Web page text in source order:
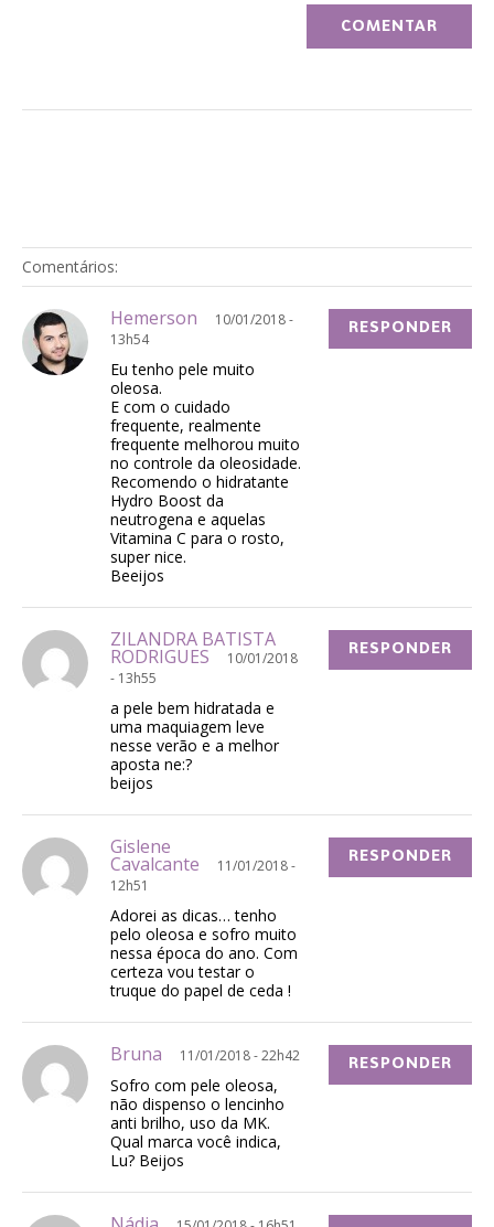
Comentários:
Hemerson
10/01/2018 -
13h54
Eu tenho pele muito
oleosa.
E com o cuidado
frequente, realmente
frequente melhorou muito
no controle da oleosidade.
Recomendo o hidratante
Hydro Boost da
neutrogena e aquelas
Vitamina C para o rosto,
super nice.
Beeijos
RESPONDER
ZILANDRA BATISTA
RODRIGUES
10/01/2018
- 13h55
a pele bem hidratada e
uma maquiagem leve
nesse verão e a melhor
aposta ne:?
beijos
RESPONDER
Gislene
Cavalcante
11/01/2018 -
12h51
Adorei as dicas… tenho
pelo oleosa e sofro muito
nessa época do ano. Com
certeza vou testar o
truque do papel de ceda !
RESPONDER
Bruna 11/01/2018 - 22h42
Sofro com pele oleosa,
não dispenso o lencinho
anti brilho, uso da MK.
Qual marca você indica,
Lu? Beijos
RESPONDER